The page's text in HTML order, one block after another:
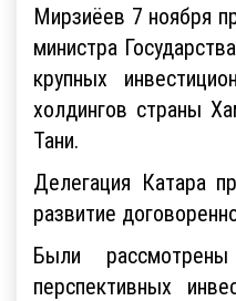
Мирзиёев 7 ноября
министра
крупных
холдингов страны
Тани.
Делегация Катара
развитие
Были
перспективных